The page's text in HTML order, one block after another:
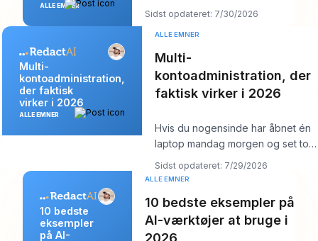
ALLE EMNER
laver flere LinkedIn-opslag på
én gang og derefter
Sidst opdateret: 7/30/2026
Multi-
kontoadministration,
der faktisk
virker i 2026
ALLE EMNER
ALLE EMNER
Multi-
kontoadministration, der
faktisk virker i 2026
Hvis du nogensinde har åbnet én
laptop mandag morgen og set tolv
logins, seks kundekalendere, tre
br
Sidst opdateret: 7/29/2026
10 bedste
eksempler
på AI-
ALLE EMNER
10 bedste eksempler på
AI-værktøjer at bruge i
2026